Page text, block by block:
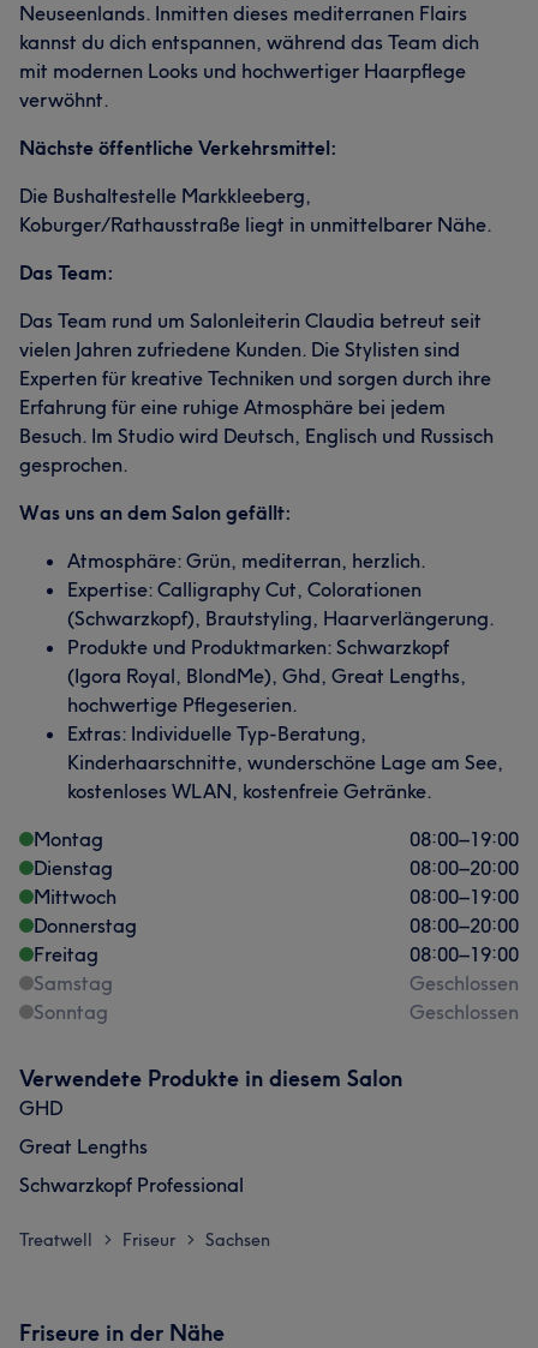
Neuseenlands. Inmitten dieses mediterranen Flairs
kannst du dich entspannen, während das Team dich
mit modernen Looks und hochwertiger Haarpflege
verwöhnt.
Nächste öffentliche Verkehrsmittel:
Die Bushaltestelle Markkleeberg,
Koburger/Rathausstraße liegt in unmittelbarer Nähe.
Das Team:
Das Team rund um Salonleiterin Claudia betreut seit
vielen Jahren zufriedene Kunden. Die Stylisten sind
Experten für kreative Techniken und sorgen durch ihre
Erfahrung für eine ruhige Atmosphäre bei jedem
Besuch. Im Studio wird Deutsch, Englisch und Russisch
gesprochen.
Was uns an dem Salon gefällt:
Atmosphäre: Grün, mediterran, herzlich.
Expertise: Calligraphy Cut, Colorationen
(Schwarzkopf), Brautstyling, Haarverlängerung.
Produkte und Produktmarken: Schwarzkopf
(Igora Royal, BlondMe), Ghd, Great Lengths,
hochwertige Pflegeserien.
Extras: Individuelle Typ-Beratung,
Kinderhaarschnitte, wunderschöne Lage am See,
kostenloses WLAN, kostenfreie Getränke.
Montag
08:00–19:00
Dienstag
08:00–20:00
Mittwoch
08:00–19:00
Donnerstag
08:00–20:00
Freitag
08:00–19:00
Samstag
Geschlossen
Sonntag
Geschlossen
Verwendete Produkte in diesem Salon
GHD
Great Lengths
Schwarzkopf Professional
Treatwell > Friseur > Sachsen
Friseure in der Nähe